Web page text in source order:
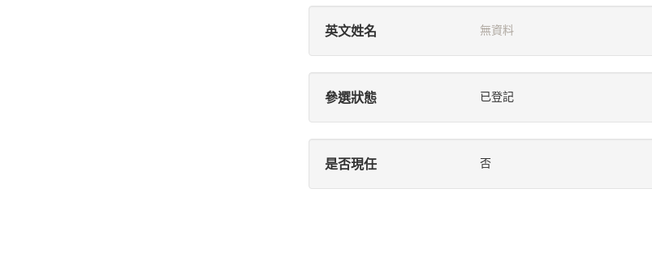
英文姓名 無資料
參選狀態 已登記
是否現任 否